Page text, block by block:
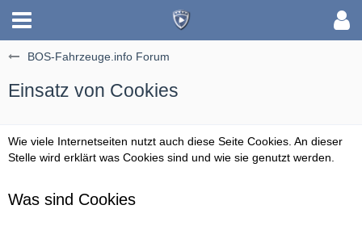
BOS-Fahrzeuge.info Forum
Einsatz von Cookies
Wie viele Internetseiten nutzt auch diese Seite Cookies. An dieser
Stelle wird erklärt was Cookies sind und wie sie genutzt werden.
Was sind Cookies